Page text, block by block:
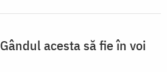
Gândul acesta să fie în voi